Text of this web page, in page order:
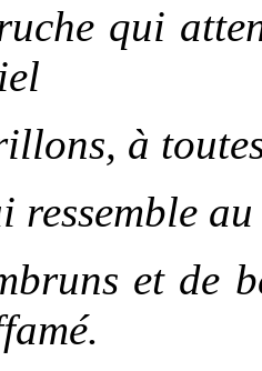
qui
à
ressemble
et de